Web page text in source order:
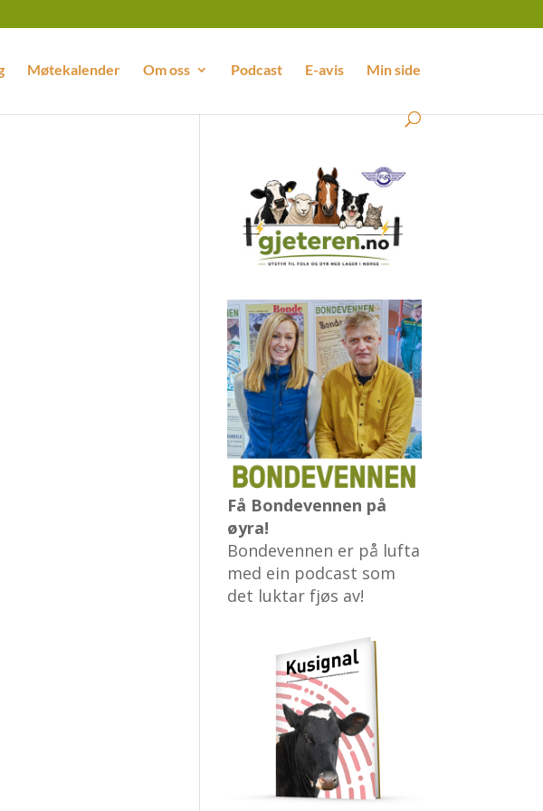
Møtekalender Om oss Podcast E-avis Min side
Få Bondevennen på
øyra!
Bondevennen er på lufta
med ein podcast som
det luktar fjøs av!